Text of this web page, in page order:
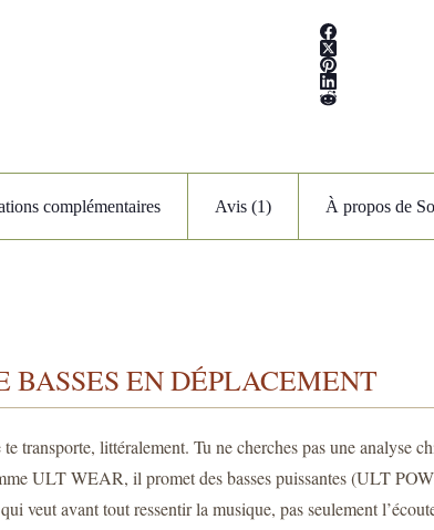
complémentaires Avis (1) À propos de
BASSES EN DÉPLACEMENT
transporte, littéralement. Tu ne cherches pas une analyse
ULT WEAR, il promet des basses puissantes (ULT
avant tout ressentir la musique, pas seulement